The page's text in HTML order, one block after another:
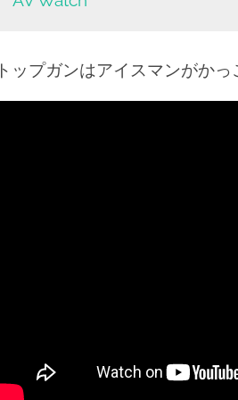
トップガンはアイスマンがかっ